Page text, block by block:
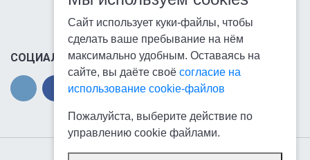
Антитеррористическая защищенность
Карта сайта
СОЦИАЛЬНЫЕ СЕТИ
Сайт использует куки-файлы, чтобы
сделать ваше пребывание на нём
максимально удобным. Оставаясь на
сайте, вы даёте своё согласие на
использование cookie-файлов
Пожалуйста, выберите действие по
управлению cookie файлами.